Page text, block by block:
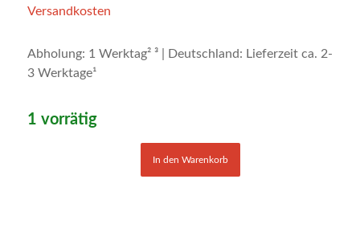
Versandkosten
Abholung: 1 Werktag² ³ | Deutschland: Lieferzeit ca. 2-
3 Werktage¹
1 vorrätig
In den Warenkorb